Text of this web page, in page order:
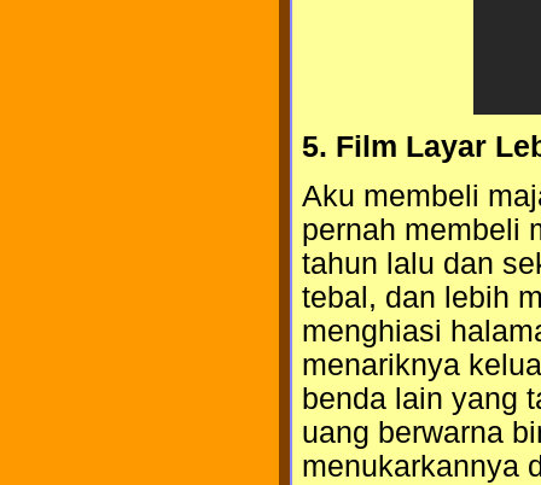
5. Film Layar
Aku membeli
pernah membeli
tahun lalu dan
tebal, dan lebih
menghiasi
menariknya
benda lain yang
uang berwarna
menukarkannya